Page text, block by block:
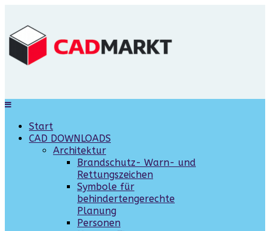
Start
CAD DOWNLOADS
Architektur
Brandschutz- Warn- und
Rettungszeichen
Symbole für
behindertengerechte
Planung
Personen